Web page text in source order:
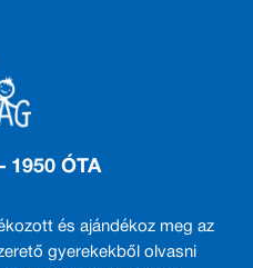
1950 ÓTA
és ajándékoz meg az
gyerekekből olvasni